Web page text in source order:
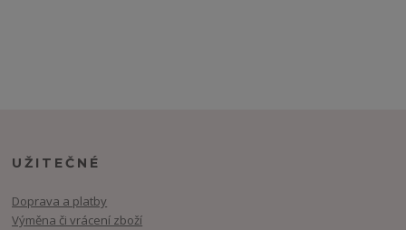
UŽITEČNÉ
Doprava a platby
Výměna či vrácení zboží